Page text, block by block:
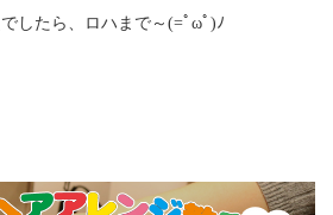
したら、ロハまで～(=ﾟωﾟ)ﾉ